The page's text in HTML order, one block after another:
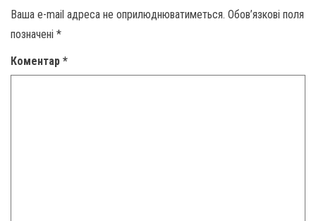
Ваша e-mail адреса не оприлюднюватиметься. Обов’язкові поля
позначені *
Коментар *